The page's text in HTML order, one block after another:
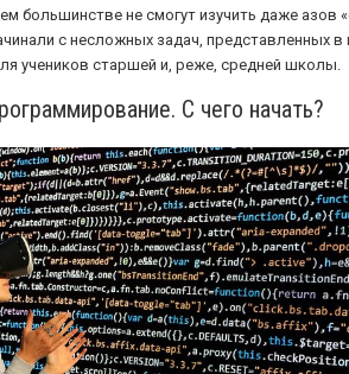
большинстве не смогут изучить даже азов
с несложных задач,
учеников старшей и, реже, средней школы.
С чего начать?